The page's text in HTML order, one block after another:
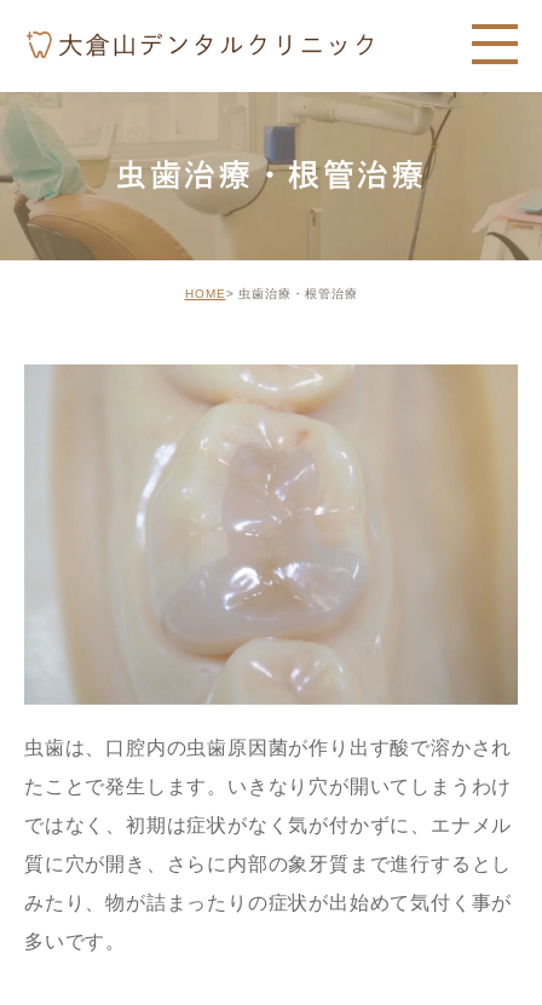
虫歯治療・根管治療
HOME 虫歯治療・根管治療
虫歯は、口腔内の虫歯原因菌が作り出す酸で溶かされ
たことで発生します。いきなり穴が開いてしまうわけ
ではなく、初期は症状がなく気が付かずに、エナメル
質に穴が開き、さらに内部の象牙質まで進行するとし
みたり、物が詰まったりの症状が出始めて気付く事が
多いです。